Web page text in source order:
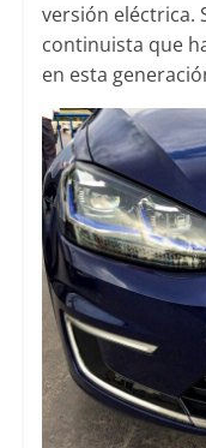
versión eléctrica.
continuista que
en esta